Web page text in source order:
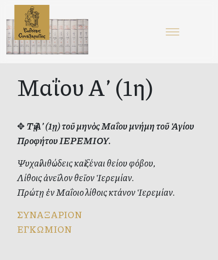
Μαΐου Α’ (1η)
✥Τῇ Α’ (1ῃ) τοῦ μηνὸς Μαΐου μνήμη τοῦ Ἁγίου
Προφήτου ΙΕΡΕΜΙΟΥ.
Ψυχαὶ λιθώδεις καὶ ξέναι θείου φόβου,
Λίθοις ἀνεῖλον θεῖον Ἱερεμίαν.
Πρώτῃ ἐν Μαΐοιο λίθοις κτάνον Ἱερεμίαν.
ΣΥΝΑΞΑΡΙΟΝ
ΕΓΚΩΜΙΟΝ